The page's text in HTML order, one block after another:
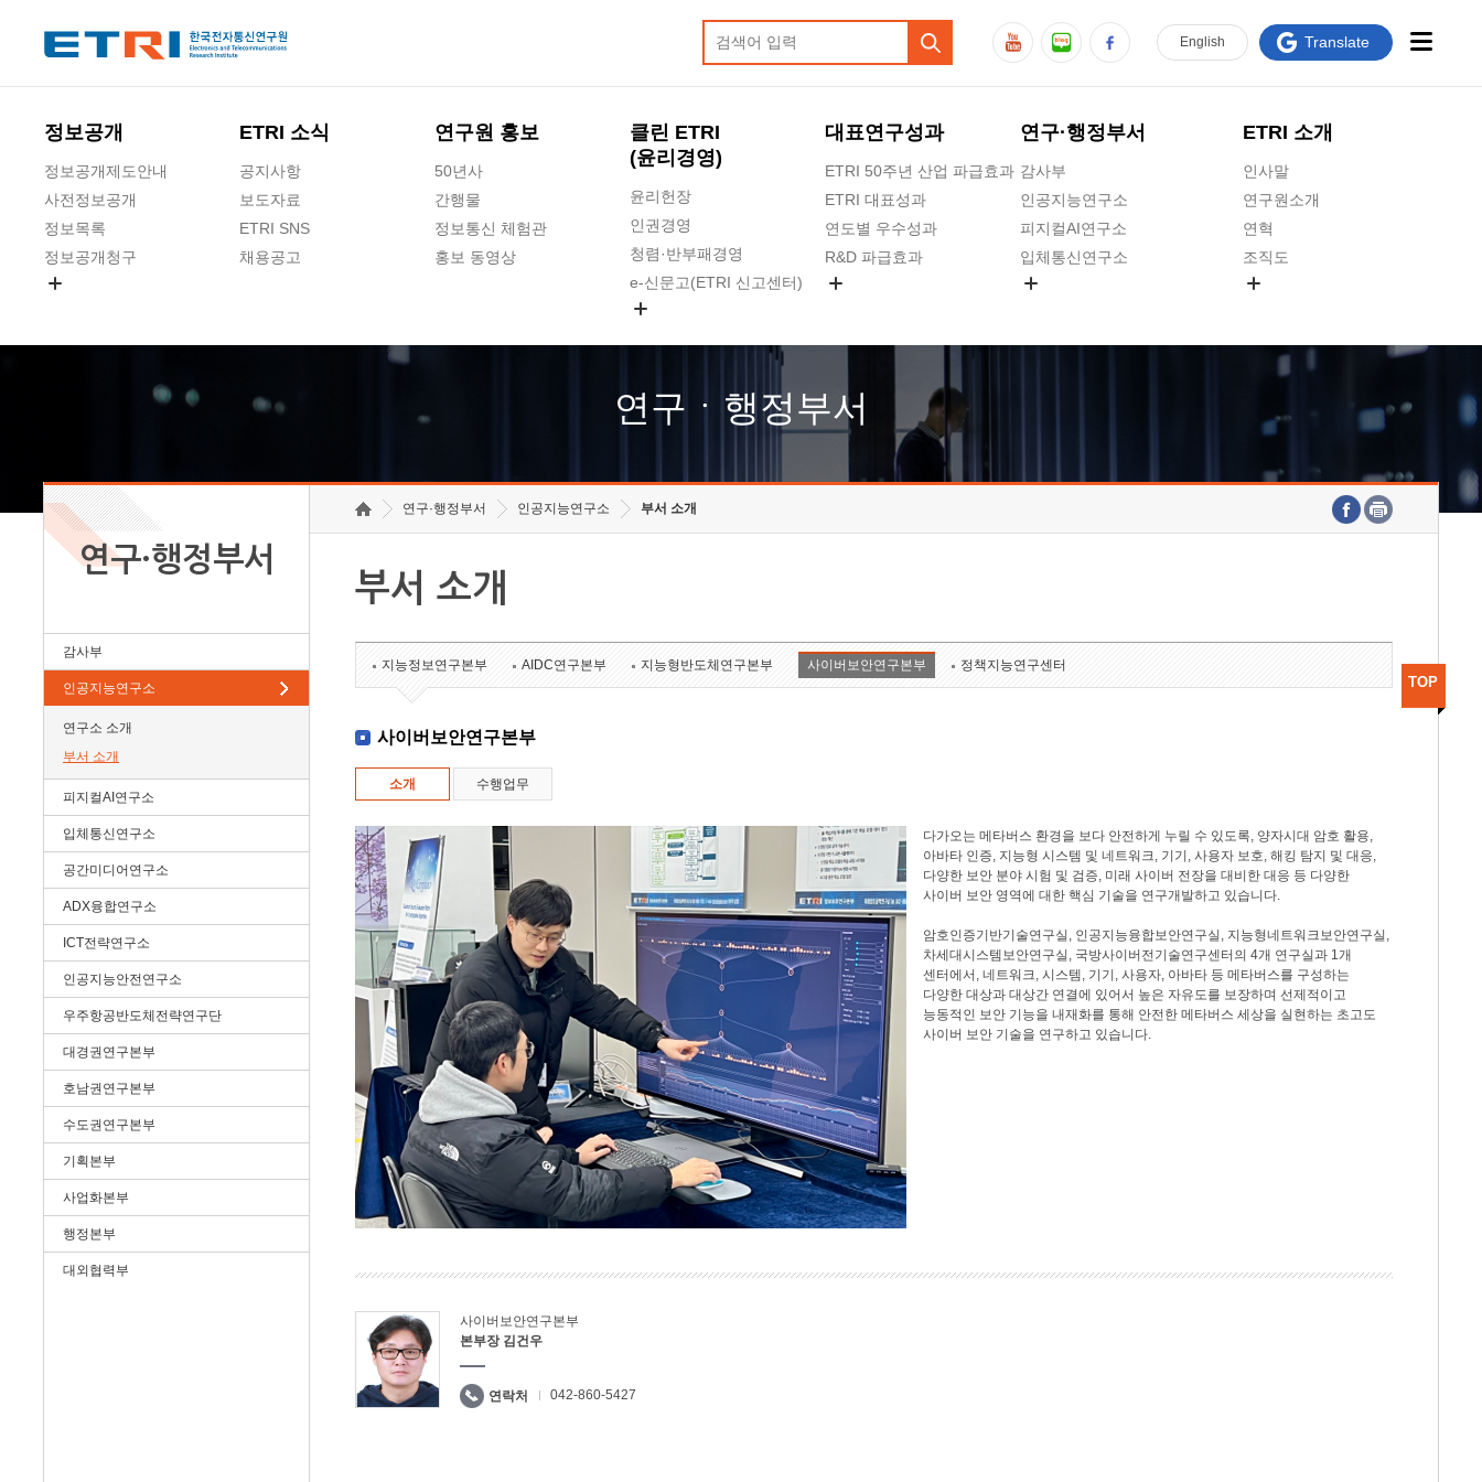
정보공개
정보공개제도안내
사전정보공개
정보목록
정보공개청구
ETRI 소식
공지사항
보도자료
ETRI SNS
채용공고
연구원 홍보
50년사
간행물
정보통신 체험관
홍보 동영상
클린 ETRI
(윤리경영)
윤리헌장
인권경영
청렴·반부패경영
e-신문고(ETRI 신고센터)
고객의소리
수의계약 현황
대표연구성과
ETRI 50주년 산업 파급효과
ETRI 대표성과
연도별 우수성과
R&D 파급효과
연구·행정부서
감사부
인공지능연구소
피지컬AI연구소
입체통신연구소
호남권연구본부
기획본부
ETRI 소개
인사말
연구원소개
연혁
조직도
연구원 고객헌장
주요업무연락처
English Translate
연구ㆍ행정부서
연구·행정부서
감사부
인공지능연구소
연구소 소개
부서 소개
피지컬AI연구소
입체통신연구소
공간미디어연구소
ADX융합연구소
ICT전략연구소
인공지능안전연구소
우주항공반도체전략연구단
대경권연구본부
호남권연구본부
수도권연구본부
기획본부
사업화본부
행정본부
대외협력부
연구·행정부서 인공지능연구소 부서 소개
부서 소개
지능정보연구본부 AIDC연구본부 지능형반도체연구본부 사이버보안연구본부 정책지능연구센터
사이버보안연구본부
소개 수행업무
다가오는 메타버스 환경을 보다 안전하게 누릴 수 있도록, 양자시대 암호 활용,
아바타 인증, 지능형 시스템 및 네트워크, 기기, 사용자 보호, 해킹 탐지 및 대응,
다양한 보안 분야 시험 및 검증, 미래 사이버 전장을 대비한 대응 등 다양한
사이버 보안 영역에 대한 핵심 기술을 연구개발하고 있습니다.
암호인증기반기술연구실, 인공지능융합보안연구실, 지능형네트워크보안연구실,
차세대시스템보안연구실, 국방사이버전기술연구센터의 4개 연구실과 1개
센터에서, 네트워크, 시스템, 기기, 사용자, 아바타 등 메타버스를 구성하는
다양한 대상과 대상간 연결에 있어서 높은 자유도를 보장하며 선제적이고
능동적인 보안 기능을 내재화를 통해 안전한 메타버스 세상을 실현하는 초고도
사이버 보안 기술을 연구하고 있습니다.
사이버보안연구본부
본부장 김건우
연락처 042-860-5427
TOP